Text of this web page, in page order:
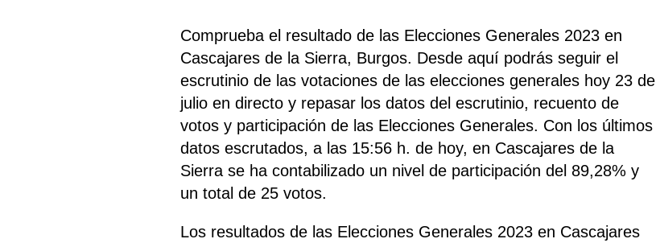
Comprueba el resultado de las Elecciones Generales 2023 en
Cascajares de la Sierra, Burgos. Desde aquí podrás seguir el
escrutinio de las votaciones de las elecciones generales hoy 23 de
julio en directo y repasar los datos del escrutinio, recuento de
votos y participación de las Elecciones Generales. Con los últimos
datos escrutados, a las 15:56 h. de hoy, en Cascajares de la
Sierra se ha contabilizado un nivel de participación del 89,28% y
un total de 25 votos.
Los resultados de las Elecciones Generales 2023 en Cascajares